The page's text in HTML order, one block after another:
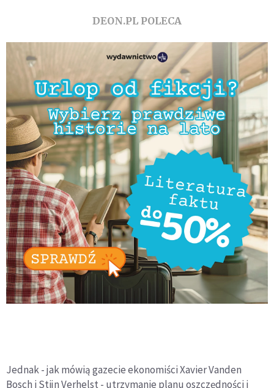
DEON.PL POLECA
Jednak - jak mówią gazecie ekonomiści Xavier Vanden
Bosch i Stijn Verhelst - utrzymanie planu oszczędności i